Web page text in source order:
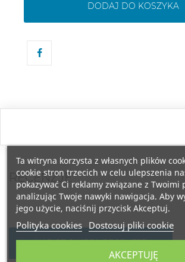
DODAJ DO KOSZYKA
RECENZJE
NAPISZ SWOJĄ RECENZJĘ
Ta witryna korzysta z własnych plików
cookie stron trzecich w celu ulepszenia
pokazywać Ci reklamy związane z Twoimi
analizując Twoje nawyki nawigacja. Aby
jego użycie, naciśnij przycisk Akceptuj.
Polityka cookies Dostosuj pliki cookie
AKCEPTUJĘ